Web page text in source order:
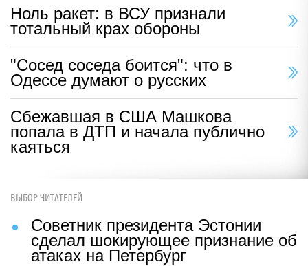
Ноль ракет: в ВСУ признали
тотальный крах обороны
"Сосед соседа боится": что в
Одессе думают о русских
Сбежавшая в США Машкова
попала в ДТП и начала публично
каяться
ВЫБОР ЧИТАТЕЛЕЙ
Советник президента Эстонии
сделал шокирующее признание об
атаках на Петербург